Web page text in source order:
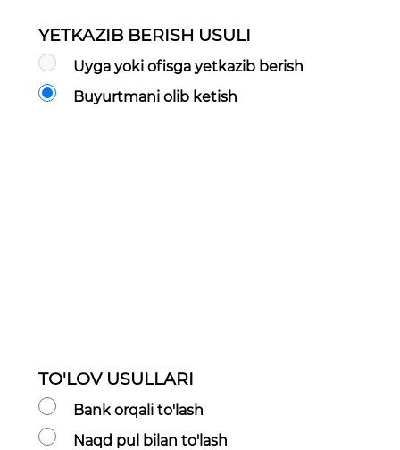
YETKAZIB BERISH USULI
Uyga yoki ofisga yetkazib berish
Buyurtmani olib ketish
TO'LOV USULLARI
Bank orqali to'lash
Naqd pul bilan to'lash